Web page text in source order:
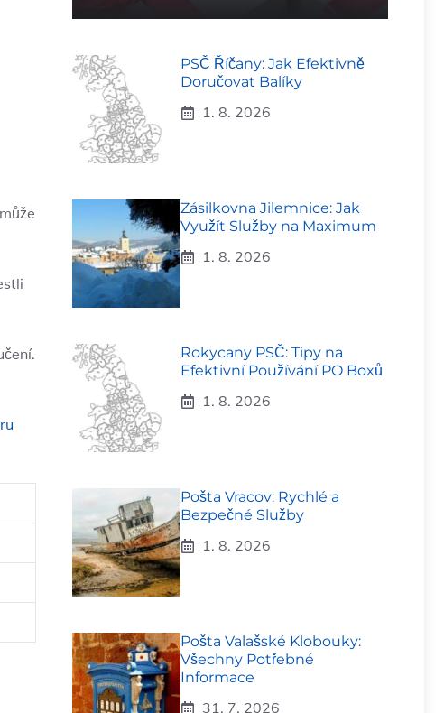
PSČ Říčany: Jak Efektivně
Doručovat Balíky
1. 8. 2026
Zásilkovna Jilemnice: Jak
Využít Služby na Maximum
1. 8. 2026
Rokycany PSČ: Tipy na
Efektivní Používání PO Boxů
1. 8. 2026
Pošta Vracov: Rychlé a
Bezpečné Služby
1. 8. 2026
Pošta Valašské Klobouky:
Všechny Potřebné
Informace
31. 7. 2026